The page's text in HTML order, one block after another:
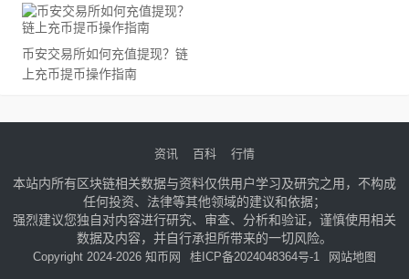
币安交易所如何充值提现？链
上充币提币操作指南
资讯 百科 行情
本站内所有区块链相关数据与资料仅供用户学习及研究之用，不构成
任何投资、法律等其他领域的建议和依据；
强烈建议您独自对内容进行研究、审查、分析和验证，谨慎使用相关
数据及内容，并自行承担所带来的一切风险。
Copyright 2024-2026 知币网 桂ICP备2024048364号-1 网站地图